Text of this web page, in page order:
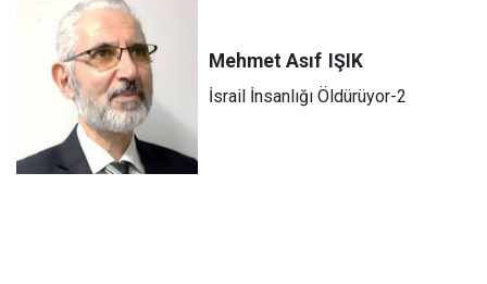
Mehmet Asıf IŞIK
İsrail İnsanlığı Öldürüyor-2